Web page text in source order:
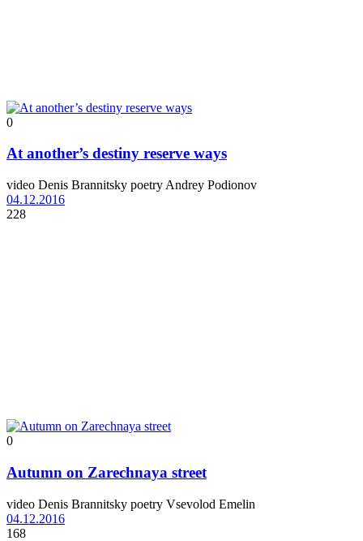
0
At another’s destiny reserve ways
video Denis Brannitsky poetry Andrey Podionov
04.12.2016
228
0
Autumn on Zarechnaya street
video Denis Brannitsky poetry Vsevolod Emelin
04.12.2016
168